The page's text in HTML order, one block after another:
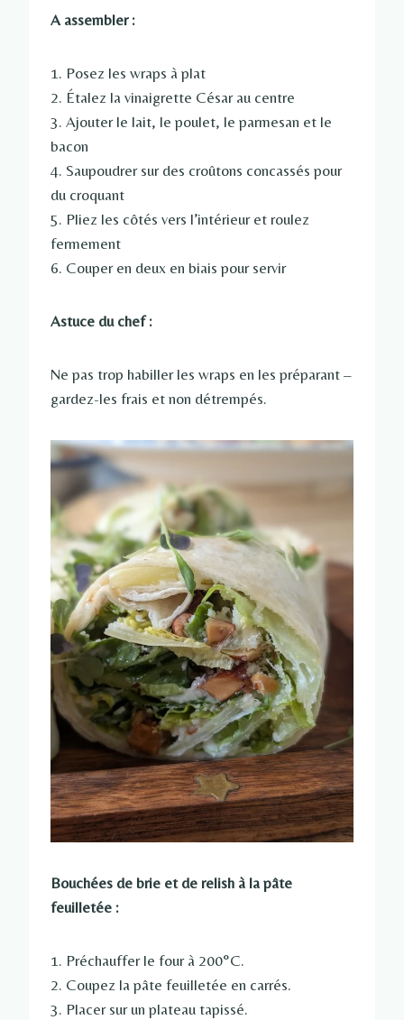
A assembler :
1. Posez les wraps à plat
2. Étalez la vinaigrette César au centre
3. Ajouter le lait, le poulet, le parmesan et le
bacon
4. Saupoudrer sur des croûtons concassés pour
du croquant
5. Pliez les côtés vers l’intérieur et roulez
fermement
6. Couper en deux en biais pour servir
Astuce du chef :
Ne pas trop habiller les wraps en les préparant –
gardez-les frais et non détrempés.
Bouchées de brie et de relish à la pâte
feuilletée :
1. Préchauffer le four à 200°C.
2. Coupez la pâte feuilletée en carrés.
3. Placer sur un plateau tapissé.